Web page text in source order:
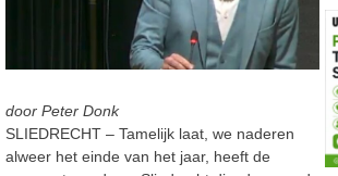
door Peter Donk
SLIEDRECHT – Tamelijk laat, we naderen
alweer het einde van het jaar, heeft de